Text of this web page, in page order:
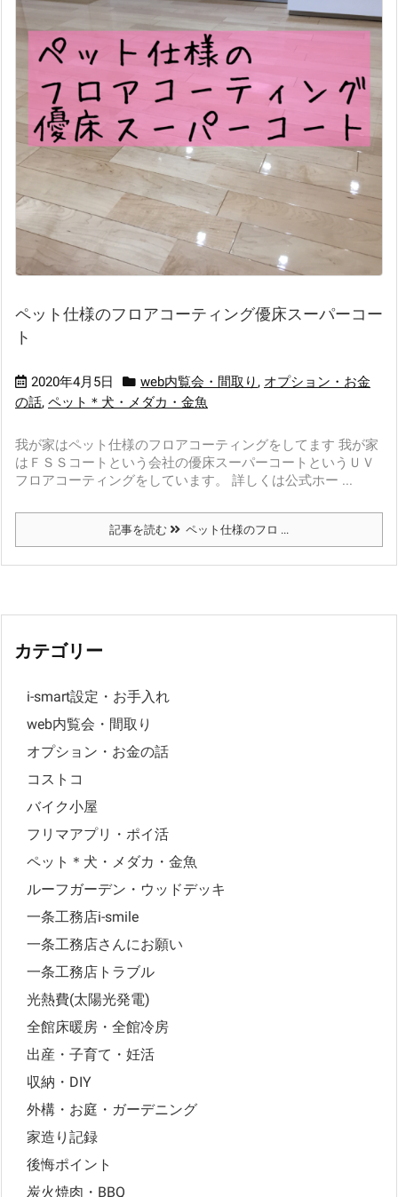
ペット仕様のフロアコーティング優床スーパーコー
ト
2020年4月5日 web内覧会・間取り , オプション・お金
の話, ペット＊犬・メダカ・金魚
我が家はペット仕様のフロアコーティングをしてます 我が家
はＦＳＳコートという会社の優床スーパーコートというＵＶ
フロアコーティングをしています。 詳しくは公式ホー ...
記事を読む ペット仕様のフロ ...
カテゴリー
i-smart設定・お手入れ
web内覧会・間取り
オプション・お金の話
コストコ
バイク小屋
フリマアプリ・ポイ活
ペット＊犬・メダカ・金魚
ルーフガーデン・ウッドデッキ
一条工務店i-smile
一条工務店さんにお願い
一条工務店トラブル
光熱費(太陽光発電)
全館床暖房・全館冷房
出産・子育て・妊活
収納・DIY
外構・お庭・ガーデニング
家造り記録
後悔ポイント
炭火焼肉・BBQ